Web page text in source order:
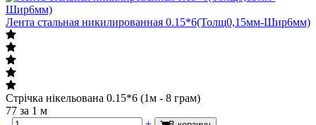
Лента стальная никилированная 0.15*6(Толщ0,15мм-Шир6мм)
Стрічка нікельована 0.15*6 (1м - 8 грам)
77 за 1 м